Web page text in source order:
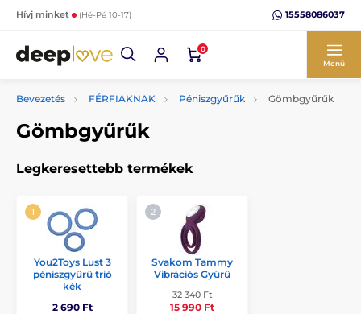
Hívj minket (Hé-Pé 10-17) 15558086037
0
Menü
Bevezetés FÉRFIAKNAK Péniszgyűrűk Gömbgyűrűk
Gömbgyűrűk
Legkeresettebb termékek
You2Toys Lust 3
péniszgyűrű trió
kék
2 690 Ft
Svakom Tammy
Vibrációs Gyűrű
32 340 Ft
15 990 Ft